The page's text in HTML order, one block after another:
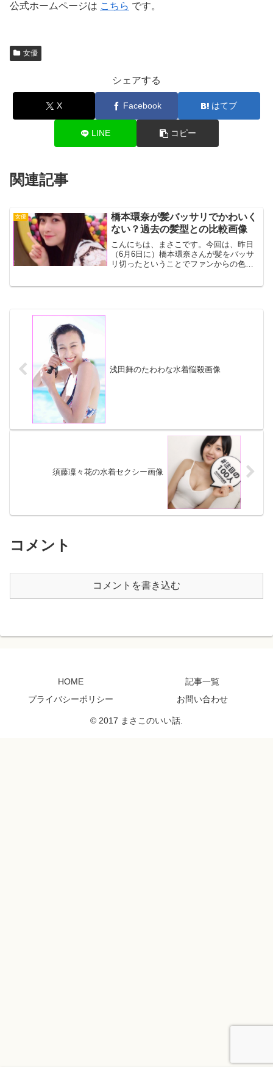
公式ホームページは こちら です。
女優
シェアする
X Facebook はてブ
LINE コピー
関連記事
女優
橋本環奈が髪バッサリでかわいく
ない？過去の髪型との比較画像
こんにちは、まさこです。今回は、昨日
（6月6日に）橋本環奈さんが髪をバッサ
リ切ったということでファンからの色々
浅田舞のたわわな水着悩殺画像
須藤凜々花の水着セクシー画像
コメント
コメントを書き込む
HOME
記事一覧
プライバシーポリシー
お問い合わせ
© 2017 まさこのいい話.